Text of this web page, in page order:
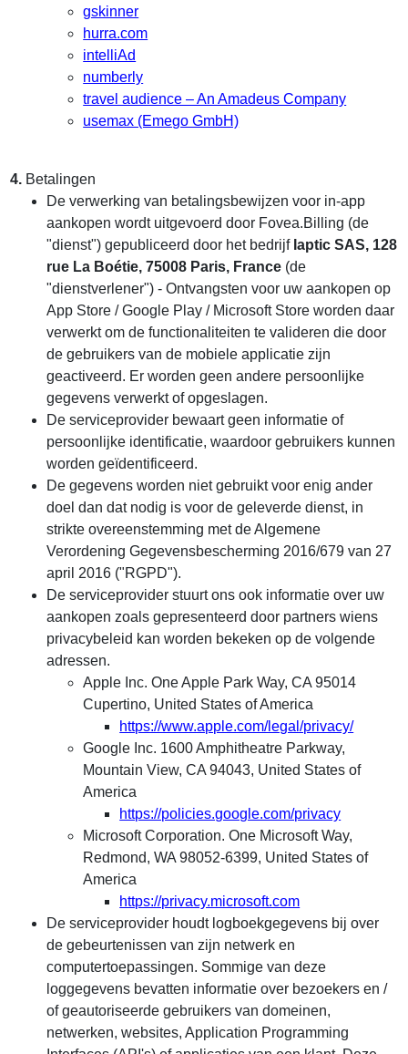
gskinner
hurra.com
intelliAd
numberly
travel audience – An Amadeus Company
usemax (Emego GmbH)
4. Betalingen
De verwerking van betalingsbewijzen voor in-app
aankopen wordt uitgevoerd door Fovea.Billing (de
"dienst") gepubliceerd door het bedrijf Iaptic SAS, 128
rue La Boétie, 75008 Paris, France (de
"dienstverlener") - Ontvangsten voor uw aankopen op
App Store / Google Play / Microsoft Store worden daar
verwerkt om de functionaliteiten te valideren die door
de gebruikers van de mobiele applicatie zijn
geactiveerd. Er worden geen andere persoonlijke
gegevens verwerkt of opgeslagen.
De serviceprovider bewaart geen informatie of
persoonlijke identificatie, waardoor gebruikers kunnen
worden geïdentificeerd.
De gegevens worden niet gebruikt voor enig ander
doel dan dat nodig is voor de geleverde dienst, in
strikte overeenstemming met de Algemene
Verordening Gegevensbescherming 2016/679 van 27
april 2016 ("RGPD").
De serviceprovider stuurt ons ook informatie over uw
aankopen zoals gepresenteerd door partners wiens
privacybeleid kan worden bekeken op de volgende
adressen.
Apple Inc. One Apple Park Way, CA 95014
Cupertino, United States of America
https://www.apple.com/legal/privacy/
Google Inc. 1600 Amphitheatre Parkway,
Mountain View, CA 94043, United States of
America
https://policies.google.com/privacy
Microsoft Corporation. One Microsoft Way,
Redmond, WA 98052-6399, United States of
America
https://privacy.microsoft.com
De serviceprovider houdt logboekgegevens bij over
de gebeurtenissen van zijn netwerk en
computertoepassingen. Sommige van deze
loggegevens bevatten informatie over bezoekers en /
of geautoriseerde gebruikers van domeinen,
netwerken, websites, Application Programming